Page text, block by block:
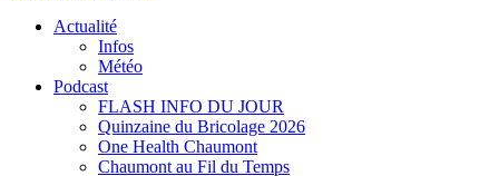
Actualité
Infos
Météo
Podcast
FLASH INFO DU JOUR
Quinzaine du Bricolage 2026
One Health Chaumont
Chaumont au Fil du Temps